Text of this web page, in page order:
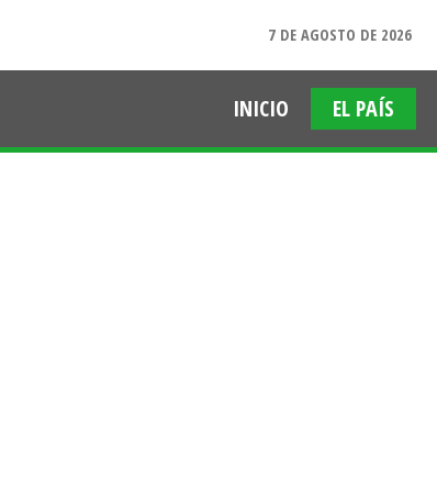
7 DE AGOSTO DE 2026
INICIO EL PAÍS